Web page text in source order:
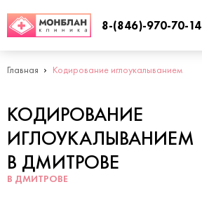
8-(846)-970-70-14
Главная Кодирование иглоукалыванием
КОДИРОВАНИЕ
ИГЛОУКАЛЫВАНИЕМ
В ДМИТРОВЕ
В ДМИТРОВЕ